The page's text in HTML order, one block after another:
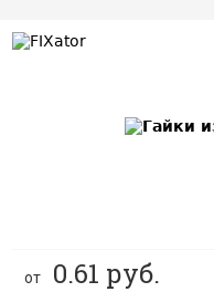
от 0.61 руб.